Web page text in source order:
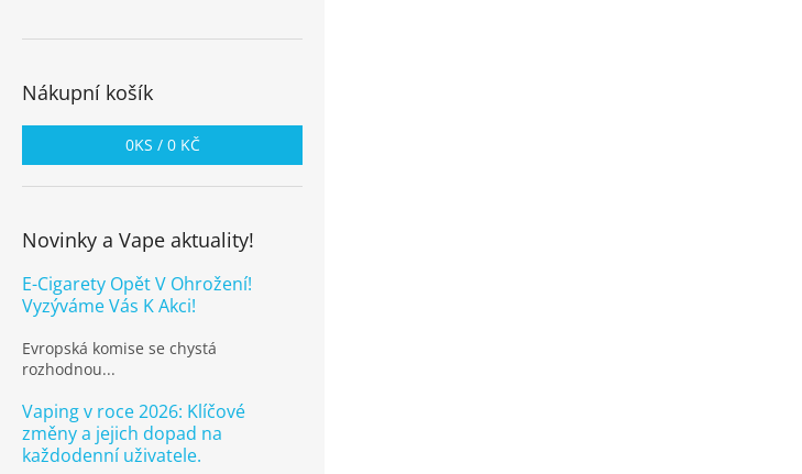
Nákupní košík
0KS / 0 KČ
Novinky a Vape aktuality!
E-Cigarety Opět V Ohrožení!
Vyzýváme Vás K Akci!
Evropská komise se chystá
rozhodnou...
Vaping v roce 2026: Klíčové
změny a jejich dopad na
každodenní uživatele.